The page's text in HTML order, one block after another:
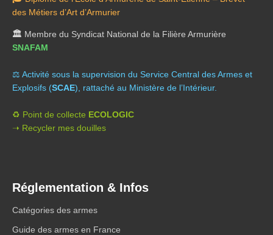
des Métiers d’Art d’Armurier
🏛️ Membre du Syndicat National de la Filière Armurière
SNAFAM
⚖️ Activité sous la supervision du Service Central des Armes et
Explosifs (SCAE), rattaché au Ministère de l’Intérieur.
♻️ Point de collecte ECOLOGIC
➝ Recycler mes douilles
Réglementation & Infos
Catégories des armes
Guide des armes en France